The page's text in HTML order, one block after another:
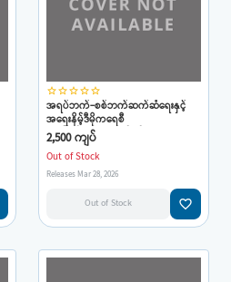
star_borderstar_borderstar_borderstar_borderstar_border
အရပ်ဘက်-စစ်ဘက်ဆက်ဆံရေးနှင့်
အရေးနိမ့်ဒီမိုကရေစီ
အပြောင်းအလဲ(ကျော်ဝင်း)
2,500 ကျပ်
Out of Stock
Releases Mar 28, 2026
Out of Stock favorite_border